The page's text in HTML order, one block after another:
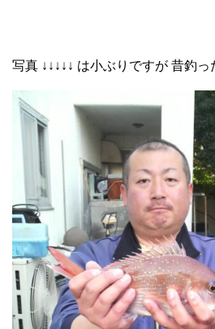
写真 ↓↓↓↓↓ は小ぶりですが 昔釣っ